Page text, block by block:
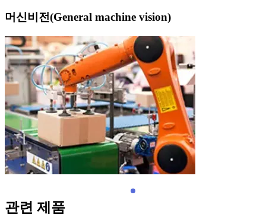
머신비전(General machine vision)
관련 제품